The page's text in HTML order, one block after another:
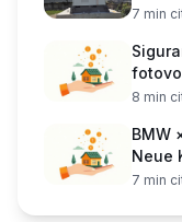
kWh
7 min
8 min
BMW
Neue
7 min